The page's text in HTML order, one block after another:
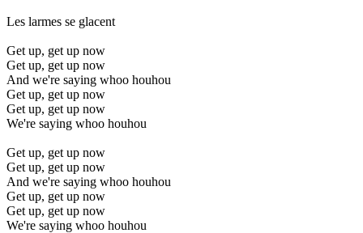
Les larmes se glacent
Get up, get up now
Get up, get up now
And we're saying whoo houhou
Get up, get up now
Get up, get up now
We're saying whoo houhou
Get up, get up now
Get up, get up now
And we're saying whoo houhou
Get up, get up now
Get up, get up now
We're saying whoo houhou